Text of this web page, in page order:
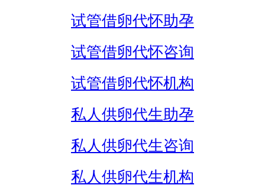
试管借卵代怀助孕
试管借卵代怀咨询
试管借卵代怀机构
私人供卵代生助孕
私人供卵代生咨询
私人供卵代生机构